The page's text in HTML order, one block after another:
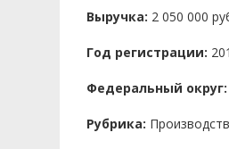
Выручка: 2 050 000
Год регистрации:
Федеральный округ:
Рубрика: